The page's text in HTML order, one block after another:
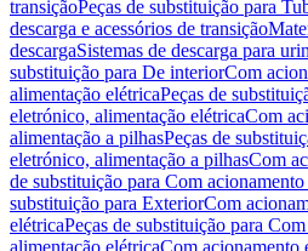
transiçãoPeças de substituição para
descarga e acessórios de transição
descargaSistemas de descarga para
substituição para De interiorCom
alimentação elétricaPeças de
eletrónico, alimentação elétricaCom
alimentação a pilhasPeças de
eletrónico, alimentação a pilhasCom
de substituição para Com
substituição para ExteriorCom
elétricaPeças de substituição para
alimentação elétricaCom acionamento